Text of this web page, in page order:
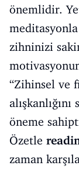
önemlidir.
zihninizi
“Zihinsel ve
öneme
Özetle
zaman